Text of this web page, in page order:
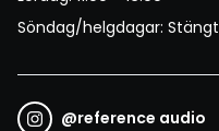
Söndag/helgdagar: Stängt
@reference audio